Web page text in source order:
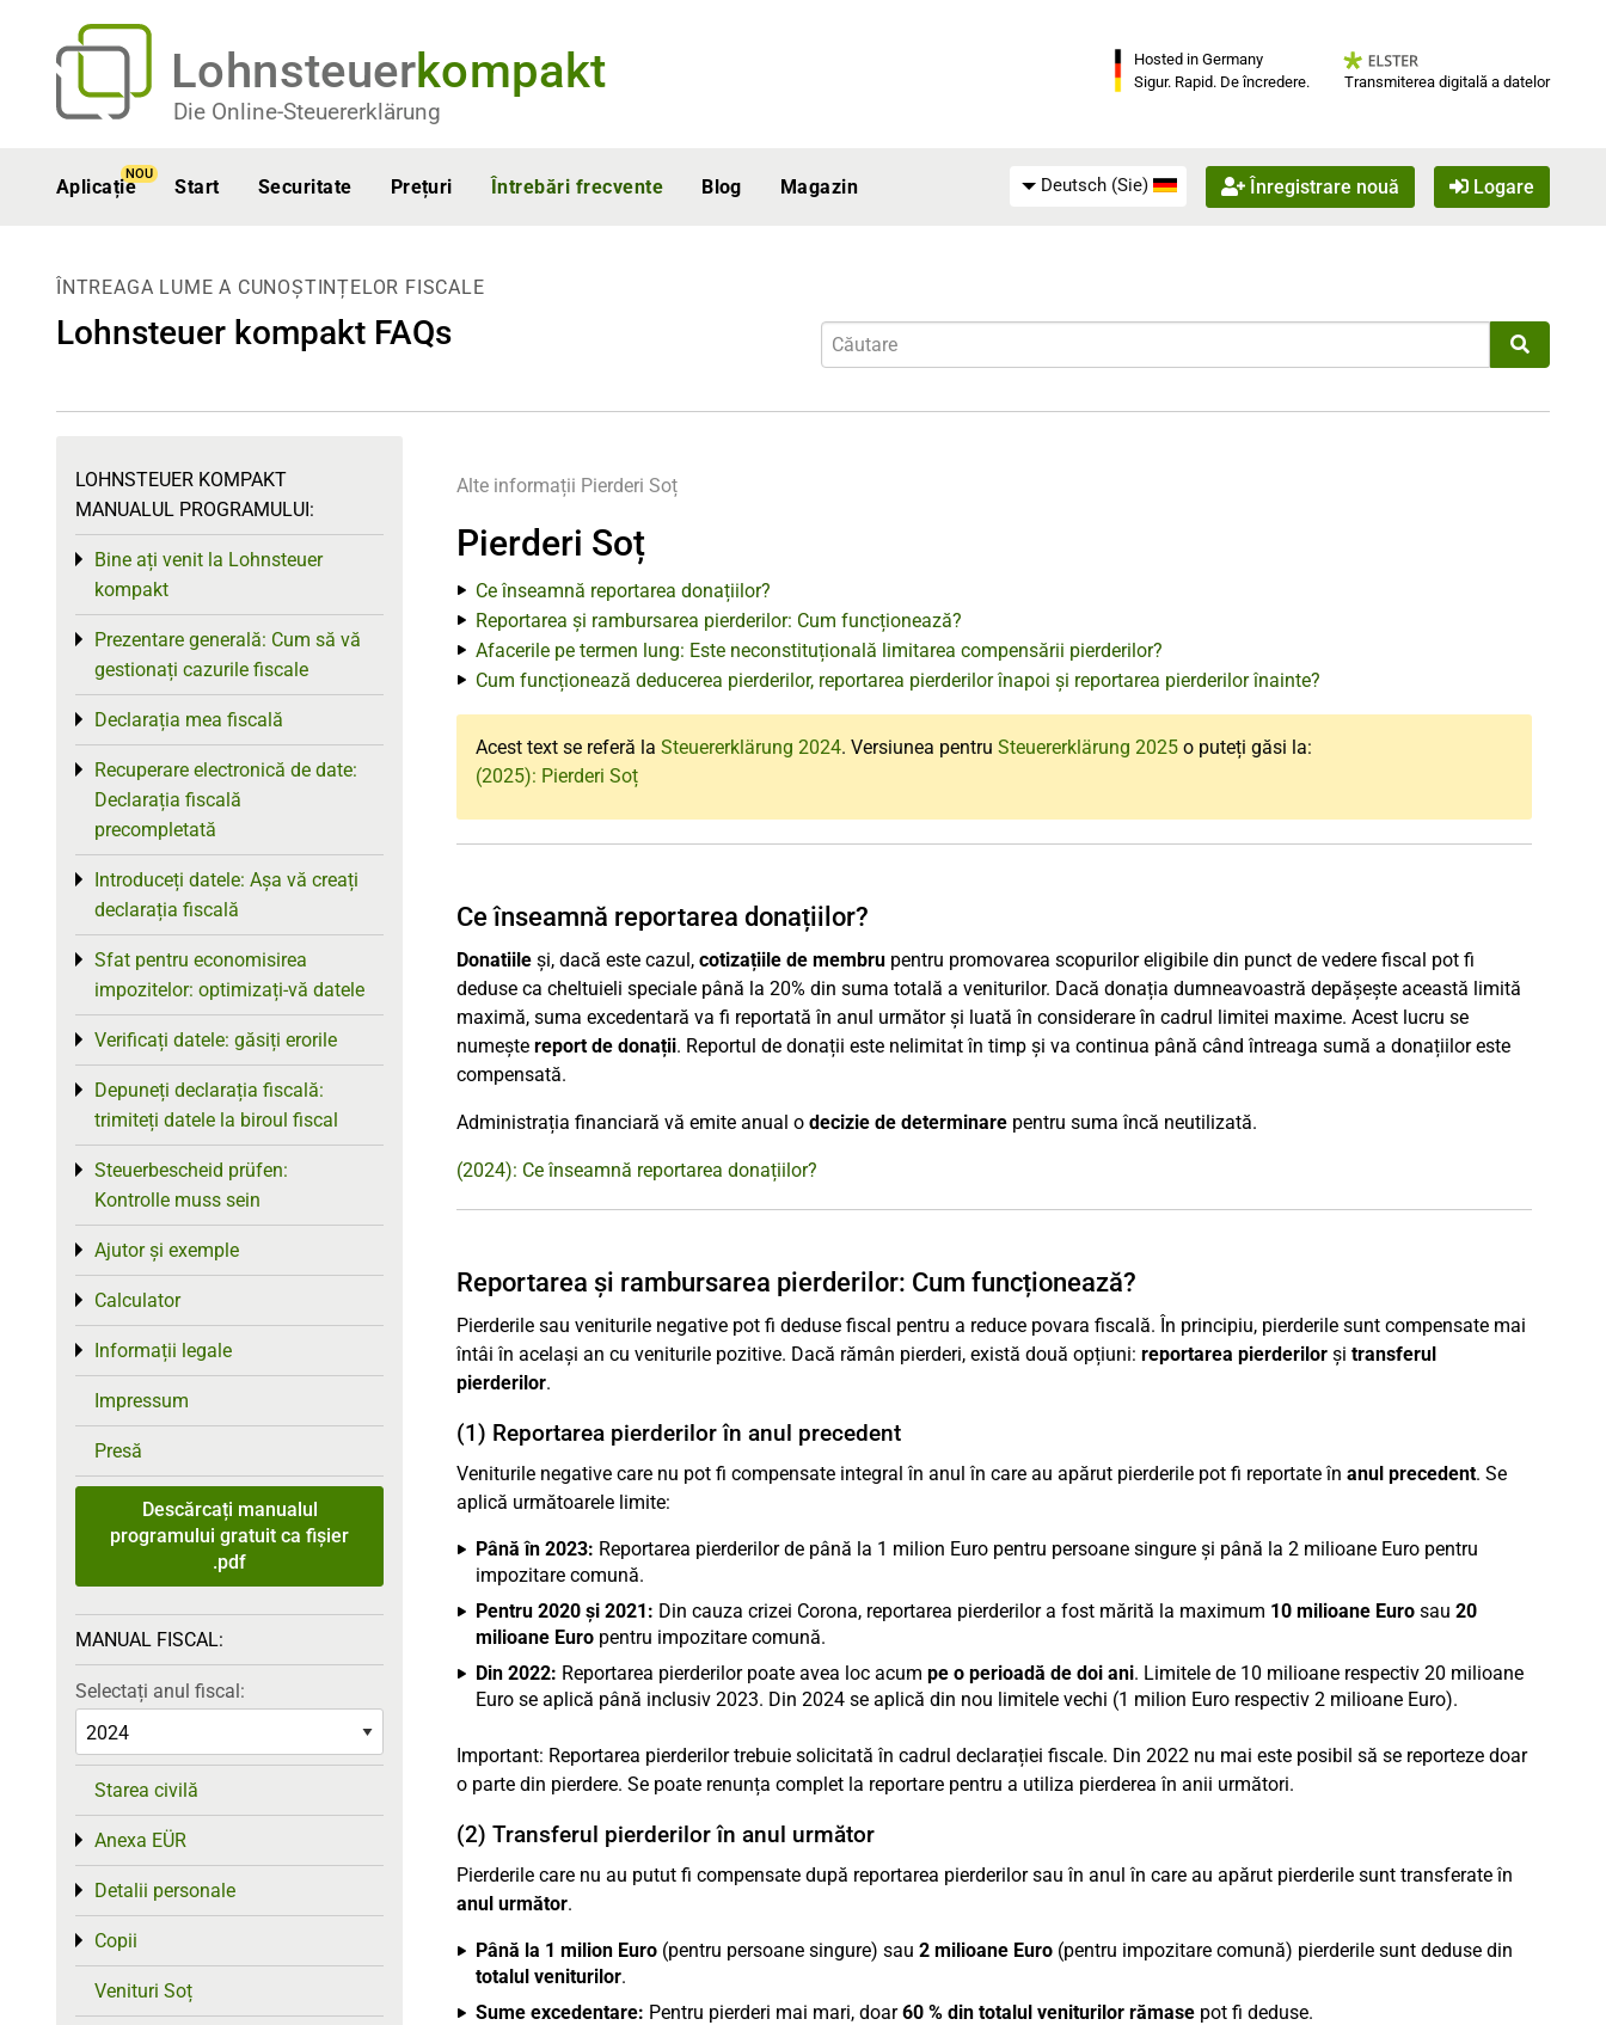
Lohnsteuerkompakt
Die Online-Steuererklärung
Hosted in Germany
Sigur. Rapid. De încredere.
Transmiterea digitală a datelor
Aplicație
NOU
Start Securitate Prețuri Întrebări frecvente Blog Magazin Deutsch (Sie) Înregistrare nouă Logare
ÎNTREAGA LUME A CUNOȘTINȚELOR FISCALE
Lohnsteuer kompakt FAQs
Alte informații Pierderi Soț
Pierderi Soț
Ce înseamnă reportarea donațiilor?
Reportarea și rambursarea pierderilor: Cum funcționează?
Afacerile pe termen lung: Este neconstituțională limitarea compensării pierderilor?
Cum funcționează deducerea pierderilor, reportarea pierderilor înapoi și reportarea pierderilor înainte?
Acest text se referă la Steuererklärung 2024. Versiunea pentru Steuererklärung 2025 o puteți găsi la:
(2025): Pierderi Soț
Ce înseamnă reportarea donațiilor?
Donatiile și, dacă este cazul, cotizațiile de membru pentru promovarea scopurilor eligibile din punct de vedere fiscal pot fi
deduse ca cheltuieli speciale până la 20% din suma totală a veniturilor. Dacă donația dumneavoastră depășește această limită
maximă, suma excedentară va fi reportată în anul următor și luată în considerare în cadrul limitei maxime. Acest lucru se
numește report de donații. Reportul de donații este nelimitat în timp și va continua până când întreaga sumă a donațiilor este
compensată.
Administrația financiară vă emite anual o decizie de determinare pentru suma încă neutilizată.
(2024): Ce înseamnă reportarea donațiilor?
Reportarea și rambursarea pierderilor: Cum funcționează?
Pierderile sau veniturile negative pot fi deduse fiscal pentru a reduce povara fiscală. În principiu, pierderile sunt compensate mai
întâi în același an cu veniturile pozitive. Dacă rămân pierderi, există două opțiuni: reportarea pierderilor și transferul
pierderilor.
(1) Reportarea pierderilor în anul precedent
Veniturile negative care nu pot fi compensate integral în anul în care au apărut pierderile pot fi reportate în anul precedent. Se
aplică următoarele limite:
Până în 2023: Reportarea pierderilor de până la 1 milion Euro pentru persoane singure și până la 2 milioane Euro pentru
impozitare comună.
Pentru 2020 și 2021: Din cauza crizei Corona, reportarea pierderilor a fost mărită la maximum 10 milioane Euro sau 20
milioane Euro pentru impozitare comună.
Din 2022: Reportarea pierderilor poate avea loc acum pe o perioadă de doi ani. Limitele de 10 milioane respectiv 20 milioane
Euro se aplică până inclusiv 2023. Din 2024 se aplică din nou limitele vechi (1 milion Euro respectiv 2 milioane Euro).
Important: Reportarea pierderilor trebuie solicitată în cadrul declarației fiscale. Din 2022 nu mai este posibil să se reporteze doar
o parte din pierdere. Se poate renunța complet la reportare pentru a utiliza pierderea în anii următori.
(2) Transferul pierderilor în anul următor
Pierderile care nu au putut fi compensate după reportarea pierderilor sau în anul în care au apărut pierderile sunt transferate în
anul următor.
Până la 1 milion Euro (pentru persoane singure) sau 2 milioane Euro (pentru impozitare comună) pierderile sunt deduse din
totalul veniturilor.
Sume excedentare: Pentru pierderi mai mari, doar60 % din totalul veniturilor rămase pot fi deduse.
LOHNSTEUER KOMPAKT
MANUALUL PROGRAMULUI:
Bine ați venit la Lohnsteuer
kompakt
Toggle menu
Prezentare generală: Cum să vă
gestionați cazurile fiscale
Toggle menu
Declarația mea fiscală
Toggle menu
Recuperare electronică de date:
Declarația fiscală
precompletată
Toggle menu
Introduceți datele: Așa vă creați
declarația fiscală
Toggle menu
Sfat pentru economisirea
impozitelor: optimizați-vă datele
Toggle menu
Verificați datele: găsiți erorile
Toggle menu
Depuneți declarația fiscală:
trimiteți datele la biroul fiscal
Toggle menu
Steuerbescheid prüfen:
Kontrolle muss sein
Toggle menu
Ajutor și exemple
Toggle menu
Calculator
Toggle menu
Informații legale
Toggle menu
Impressum
Presă
Descărcați manualul
programului gratuit ca fișier
.pdf
MANUAL FISCAL:
Selectați anul fiscal:
Starea civilă
Anexa EÜR
Toggle menu
Detalii personale
Toggle menu
Copii
Toggle menu
Venituri Soț